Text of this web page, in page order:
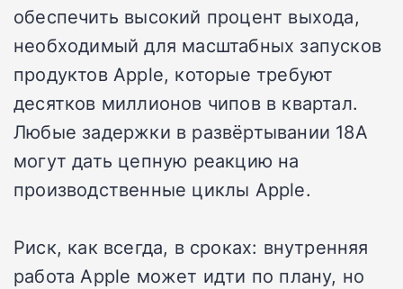
обеспечить высокий процент выхода,
необходимый для масштабных запусков
продуктов Apple, которые требуют
десятков миллионов чипов в квартал.
Любые задержки в развёртывании 18A
могут дать цепную реакцию на
производственные циклы Apple.
Риск, как всегда, в сроках: внутренняя
работа Apple может идти по плану, но